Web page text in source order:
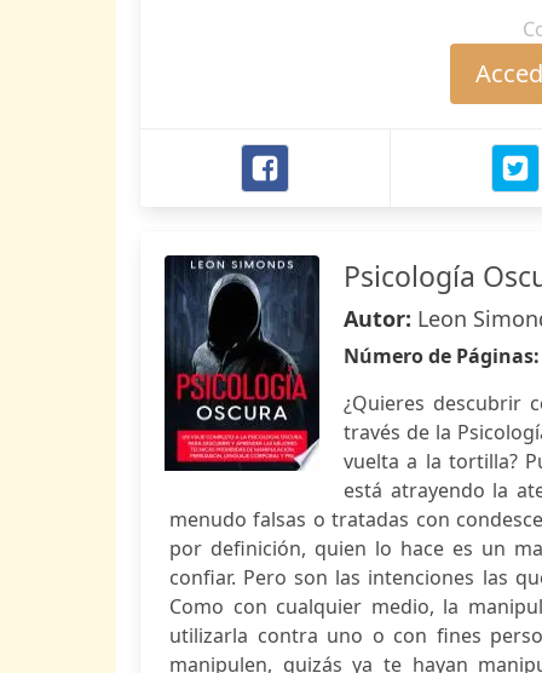
Psicología
Autor: Leon
Número de
¿Quieres descubrir
través de la
vuelta a la tortilla?
está atrayendo la
menudo falsas o tratadas con
por definición, quien lo hace es un
confiar. Pero son las intenciones las
Como con cualquier medio, la
utilizarla contra uno o con fines
manipulen, quizás ya te hayan